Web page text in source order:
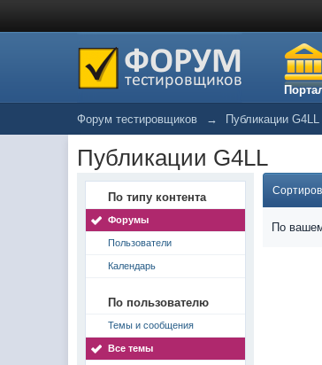
Форум тестировщиков → Публикации G4LL
Публикации G4LL
По типу контента
Форумы
Пользователи
Календарь
По пользователю
Темы и сообщения
Все темы
По